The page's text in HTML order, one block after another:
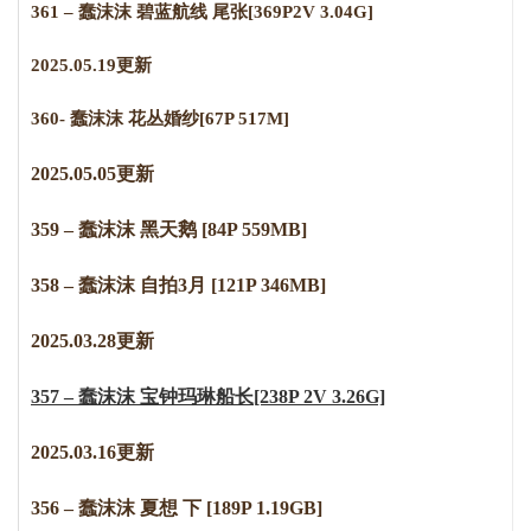
361 – 蠢沫沫 碧蓝航线 尾张[369P2V 3.04G]
2025.05.19更新
360- 蠢沫沫 花丛婚纱[67P 517M]
2025.05.05更新
359 – 蠢沫沫 黑天鹅 [84P 559MB]
358 – 蠢沫沫 自拍3月 [121P 346MB]
2025.03.28更新
357 – 蠢沫沫 宝钟玛琳船长[238P 2V 3.26G]
2025.03.16更新
356 – 蠢沫沫 夏想 下 [189P 1.19GB]